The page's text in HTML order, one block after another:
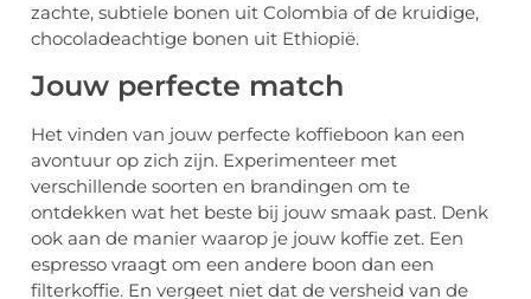
zachte, subtiele bonen uit Colombia of de kruidige,
chocoladeachtige bonen uit Ethiopië.
Jouw perfecte match
Het vinden van jouw perfecte koffieboon kan een
avontuur op zich zijn. Experimenteer met
verschillende soorten en brandingen om te
ontdekken wat het beste bij jouw smaak past. Denk
ook aan de manier waarop je jouw koffie zet. Een
espresso vraagt om een andere boon dan een
filterkoffie. En vergeet niet dat de versheid van de